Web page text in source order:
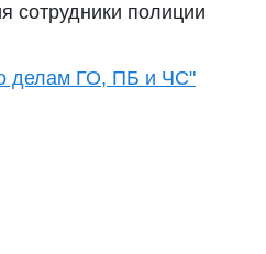
сотрудники полиции
делам ГО, ПБ и ЧС"